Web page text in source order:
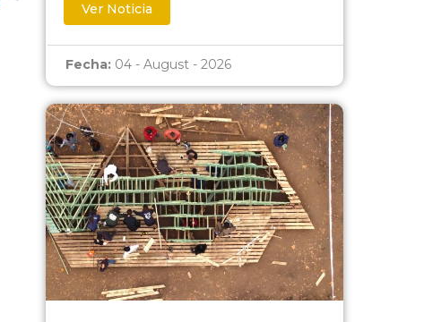
Ver Noticia
Fecha: 04 - August - 2026